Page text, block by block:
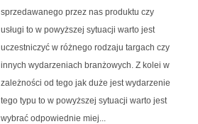
sprzedawanego przez nas produktu czy
usługi to w powyższej sytuacji warto jest
uczestniczyć w różnego rodzaju targach czy
innych wydarzeniach branżowych. Z kolei w
zależności od tego jak duże jest wydarzenie
tego typu to w powyższej sytuacji warto jest
wybrać odpowiednie miej...